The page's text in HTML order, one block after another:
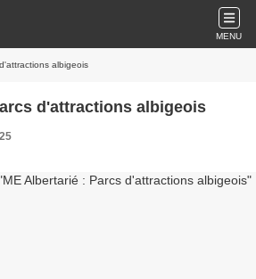
MENU
albigeois
d'attractions albigeois